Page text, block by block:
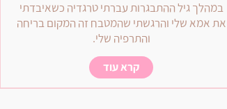
במהלך גיל ההתבגרות עברתי טרגדיה כשאיבדתי
את אמא שלי והרגשתי שהמטבח זה המקום בריחה
והתרפיה שלי.
קרא עוד